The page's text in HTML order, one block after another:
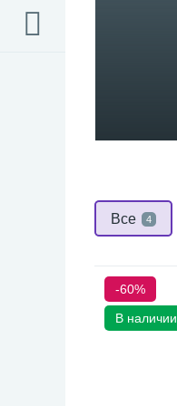
Все 4
-60%
В наличии